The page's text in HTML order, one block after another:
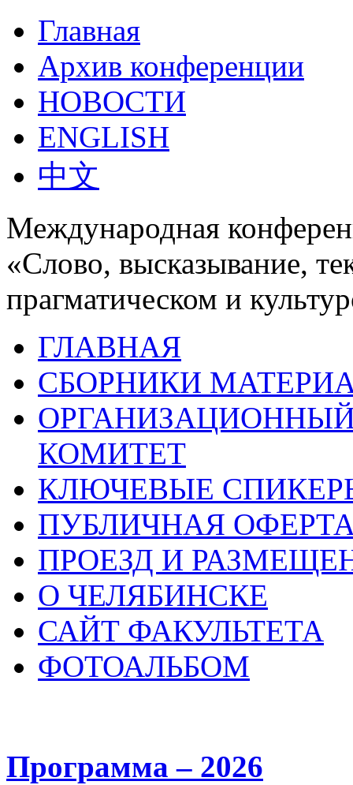
Главная
Архив конференции
НОВОСТИ
ENGLISH
中文
Международная
«Слово, высказывание,
прагматическом и
ГЛАВНАЯ
СБОРНИКИ
КОМИТЕТ
КЛЮЧЕВЫЕ
ПУБЛИЧНАЯ
ПРОЕЗД И
О ЧЕЛЯБИНСКЕ
САЙТ ФАКУЛЬТЕТА
ФОТОАЛЬБОМ
Программа – 2026